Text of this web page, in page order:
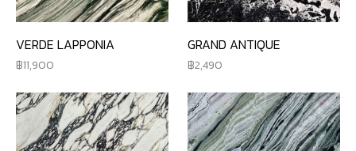
VERDE LAPPONIA
11,900
GRAND ANTIQUE
2,490